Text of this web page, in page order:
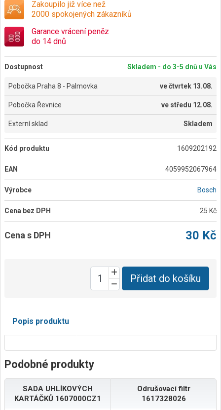
Zakoupilo již více než
2000 spokojených zákazníků
Garance vrácení peněz
do 14 dnů
Dostupnost Skladem - do 3-5 dnů u Vás
Pobočka Praha 8 - Palmovka večtvrtek 13.08.
Pobočka Řevnice ve středu 12.08.
Externí sklad Skladem
Kód produktu 1609202192
EAN 4059952067964
Výrobce Bosch
Cena bez DPH 25 Kč
Cena s DPH 30 Kč
Přidat do košíku
Popis produktu
Podobné produkty
SADA UHLÍKOVÝCH
KARTÁČKŮ 1607000CZ1
Odrušovací filtr
1617328026